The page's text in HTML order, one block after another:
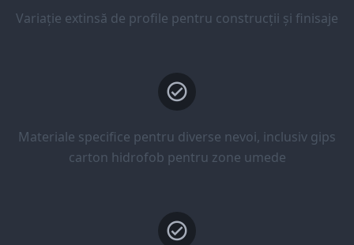
Variație extinsă de profile pentru construcții și finisaje
Materiale specifice pentru diverse nevoi, inclusiv gips
carton hidrofob pentru zone umede